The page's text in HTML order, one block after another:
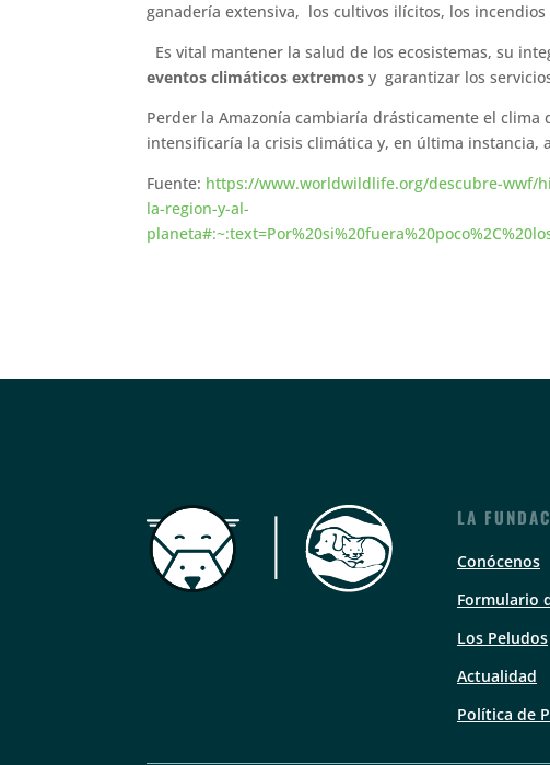
ganadería extensiva, los cultivos ilícitos, los
Es vital mantener la salud de los ecosistemas, su
eventos climáticos extremos y garantizar los
Perder la Amazonía cambiaría drásticamente el
intensificaría la crisis climática y, en última instancia,
Fuente: https://www.worldwildlife.org/descubre-wwf/
la-region-y-al-
LA
Conócenos
Formulario
Los Peludos
Actualidad
Política de